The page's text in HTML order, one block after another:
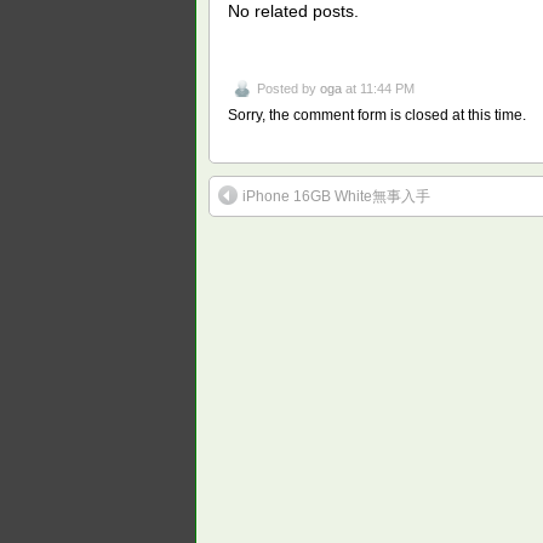
No related posts.
Posted by oga at 11:44 PM
Sorry, the comment form is closed at this time.
iPhone 16GB White無事入手